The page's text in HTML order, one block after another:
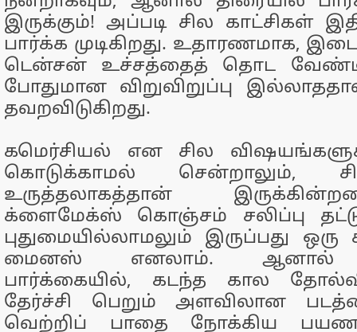
இருக்கும்! அப்படி சில காட்சிகள்
பார்க்க முடிகிறது. உதாரணமாக,
டென்சன் உச்சத்தைத் தொட
போதுமான விறுவிறுப்பு
தவறவிடுகிறது.
கமெர்சியல் என சில
கொடுக்காமல் சென்றாலும்,
உருத்தலாகத்தான்
க்ளைமேக்ஸ் கொஞ்சம் சலிப்பு
புதுமையில்லாமலும் இருப்பது ஒரு
மைனஸ் எனலாம். ஆனால்
பார்க்கையில், கடந்த கால
தேர்ச்சி பெறும் அளவிலான
வெற்றிப் பாதை நோக்கிய